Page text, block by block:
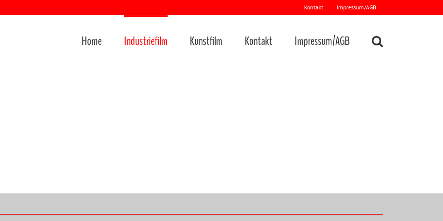
Kontakt Impressum/AGB
Home Industriefilm Kunstfilm Kontakt Impressum/AGB